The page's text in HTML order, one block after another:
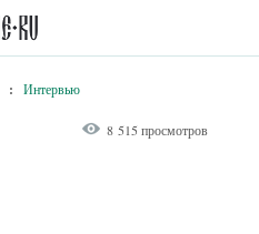
: Интервью
8 515 просмотров